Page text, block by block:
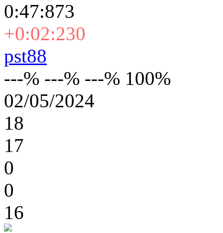
0:47:873
+0:02:230
pst88
---% ---% ---% 100%
02/05/2024
18
17
0
0
16